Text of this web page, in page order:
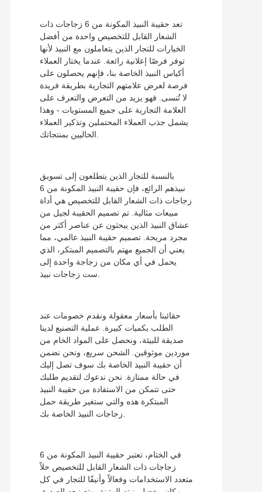
تعد حقيبة النبيذ المكونة من 6 زجاجات ذات
الشعار القابل للتخصيص واحدة من أفضل
الخيارات للتجار الذين يتعاملون مع النبيذ لأنها
توفر فرصًا إعلانية رائعة. عندما يختار العملاء
أكياس النبيذ الخاصة بنا، فإنهم يحصلون على
فرصة لعرض علامتهم التجارية بطريقة فريدة
لا تُنسى. فهو يزيد من التعرض والتعرف على
العلامة التجارية على جميع المستويات - وهذا
يشمل جذب العملاء المحتملين وتذكير العملاء
بالنسبة للتجار الذين يتطلعون إلى تسويق
نبيذهم الرائع، فإن حقيبة النبيذ المكونة من 6
زجاجات ذات الشعار القابل للتخصيص هي أداة
مبيعات مثالية. تم تصميم الحقيبة لجيل من
عشاق النبيذ الذين يبحثون عن عناصر أكثر من
مجرد مريحة. تصميم حقيبة النبيذ عالمي، مما
يعني أن الجميع مهتم بالتصميم المبتكر، الذي
يحمل في أي مكان من زجاجة واحدة إلى
حقائبنا بأسعار معقولة ونقدم خصومات عند
الطلب بكميات كبيرة. عملية التصنيع لدينا
صديقة للبيئة، ونحصل على المواد الخام من
موردين موثوقين. الشحن سريع، ونحن نضمن
أن حقيبة النبيذ الخاصة بك سوف تصل إليك
في حالة ممتازة. نحن ندعوك لتقديم طلبك
حتى تتمكن من الاستفادة من حقيبة النبيذ
المبتكرة هذه والتي ستغير طريقة حمل
في الختام، تعتبر حقيبة النبيذ المكونة من 6
زجاجات ذات الشعار القابل للتخصيص حلاً
متعدد الاستخدامات وفعالاً وأنيقًا للتجار في كل